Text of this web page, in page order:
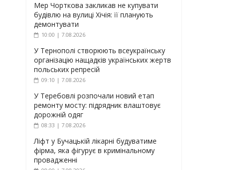
Мер Чорткова закликав не купувати
будівлю на вулиці Хічія: її планують
демонтувати
10:00 | 7.08.2026
У Тернополі створюють всеукраїнську
організацію нащадків українських жертв
польських репресій
09:10 | 7.08.2026
У Теребовлі розпочали новий етап
ремонту мосту: підрядник влаштовує
дорожній одяг
08:33 | 7.08.2026
Ліфт у Бучацькій лікарні будуватиме
фірма, яка фігурує в кримінальному
провадженні